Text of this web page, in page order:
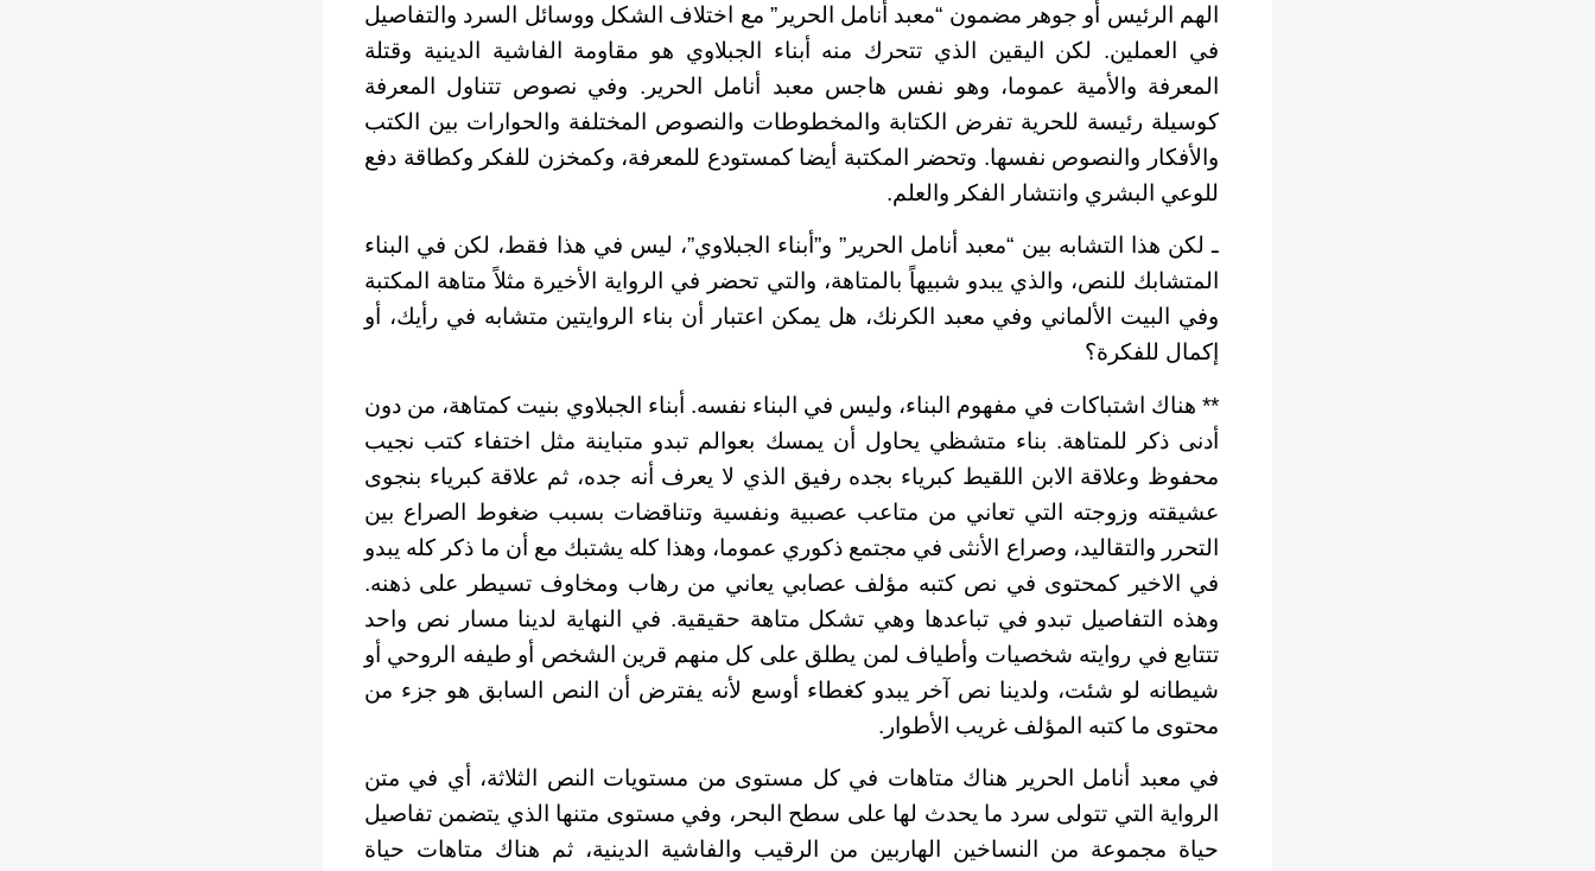
الهم الرئيس أو جوهر مضمون “معبد أنامل الحرير” مع اختلاف الشكل ووسائل السرد والتفاصيل
في العملين. لكن اليقين الذي تتحرك منه أبناء الجبلاوي هو مقاومة الفاشية الدينية وقتلة
المعرفة والأمية عموما، وهو نفس هاجس معبد أنامل الحرير. وفي نصوص تتناول المعرفة
كوسيلة رئيسة للحرية تفرض الكتابة والمخطوطات والنصوص المختلفة والحوارات بين الكتب
والأفكار والنصوص نفسها. وتحضر المكتبة أيضا كمستودع للمعرفة، وكمخزن للفكر وكطاقة دفع
للوعي البشري وانتشار الفكر والعلم.
ـ لكن هذا التشابه بين “معبد أنامل الحرير” و”أبناء الجبلاوي”، ليس في هذا فقط، لكن في البناء
المتشابك للنص، والذي يبدو شبيهاً بالمتاهة، والتي تحضر في الرواية الأخيرة مثلاً متاهة المكتبة
وفي البيت الألماني وفي معبد الكرنك، هل يمكن اعتبار أن بناء الروايتين متشابه في رأيك، أو
إكمال للفكرة؟
** هناك اشتباكات في مفهوم البناء، وليس في البناء نفسه. أبناء الجبلاوي بنيت كمتاهة، من دون
أدنى ذكر للمتاهة. بناء متشظي يحاول أن يمسك بعوالم تبدو متباينة مثل اختفاء كتب نجيب
محفوظ وعلاقة الابن اللقيط كبرياء بجده رفيق الذي لا يعرف أنه جده، ثم علاقة كبرياء بنجوى
عشيقته وزوجته التي تعاني من متاعب عصبية ونفسية وتناقضات بسبب ضغوط الصراع بين
التحرر والتقاليد، وصراع الأنثى في مجتمع ذكوري عموما، وهذا كله يشتبك مع أن ما ذكر كله يبدو
في الاخير كمحتوى في نص كتبه مؤلف عصابي يعاني من رهاب ومخاوف تسيطر على ذهنه.
وهذه التفاصيل تبدو في تباعدها وهي تشكل متاهة حقيقية. في النهاية لدينا مسار نص واحد
تتتابع في روايته شخصيات وأطياف لمن يطلق على كل منهم قرين الشخص أو طيفه الروحي أو
شيطانه لو شئت، ولدينا نص آخر يبدو كغطاء أوسع لأنه يفترض أن النص السابق هو جزء من
محتوى ما كتبه المؤلف غريب الأطوار.
في معبد أنامل الحرير هناك متاهات في كل مستوى من مستويات النص الثلاثة، أي في متن
الرواية التي تتولى سرد ما يحدث لها على سطح البحر، وفي مستوى متنها الذي يتضمن تفاصيل
حياة مجموعة من النساخين الهاربين من الرقيب والفاشية الدينية، ثم هناك متاهات حياة